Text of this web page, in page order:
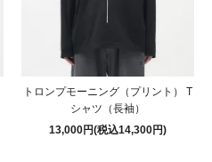
トロンプモーニング（プリント） T
シャツ（長袖）
13,000円(税込14,300円)